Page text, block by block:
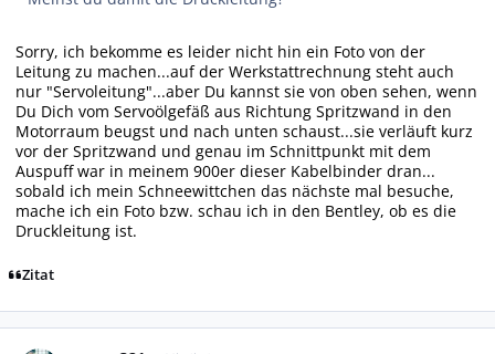
Sorry, ich bekomme es leider nicht hin ein Foto von der
Leitung zu machen...auf der Werkstattrechnung steht auch
nur "Servoleitung"...aber Du kannst sie von oben sehen, wenn
Du Dich vom Servoölgefäß aus Richtung Spritzwand in den
Motorraum beugst und nach unten schaust...sie verläuft kurz
vor der Spritzwand und genau im Schnittpunkt mit dem
Auspuff war in meinem 900er dieser Kabelbinder dran...
sobald ich mein Schneewittchen das nächste mal besuche,
mache ich ein Foto bzw. schau ich in den Bentley, ob es die
Druckleitung ist.
Zitat